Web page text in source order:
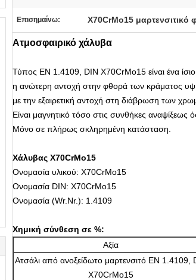
Επισημαίνω: X70CrMo15 μαρτενσιτικό
Ατμοσφαιρικό χάλυβα
Τύπος EN 1.4109, DIN X70CrMo15 είναι ένα
η ανώτερη αντοχή στην φθορά των κράματος
με την εξαιρετική αντοχή στη διάβρωση των
Είναι μαγνητικό τόσο στις συνθήκες
Μόνο σε πλήρως σκληρημένη κατάσταση.
Χάλυβας X70CrMo15
Ονομασία υλικού: X70CrMo15
Ονομασία DIN: X70CrMo15
Ονομασία (Wr.Nr.): 1.4109
Χημική σύνθεση σε %:
Αξία
Ατσάλι από ανοξείδωτο μαρτενσιτό EN 1.4109,
X70CrMo15